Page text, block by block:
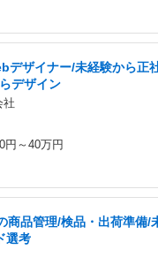
デザイナー/未経験から正
デザイン
社
円～40万円
商品管理/検品・出荷準備/
選考